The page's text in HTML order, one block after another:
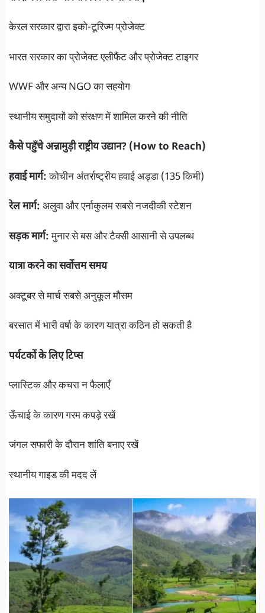
केरल सरकार द्वारा इको-टूरिज्म प्रोजेक्ट
भारत सरकार का प्रोजेक्ट एलीफैंट और प्रोजेक्ट टाइगर
WWF और अन्य NGO का सहयोग
स्थानीय समुदायों को संरक्षण में शामिल करने की नीति
कैसे पहुँचे अन्नामुड़ी राष्ट्रीय उद्यान? (How to Reach)
हवाई मार्ग:कोचीन अंतर्राष्ट्रीय हवाई अड्डा (135 किमी)
रेल मार्ग: अलुवा और एर्नाकुलम सबसे नजदीकी स्टेशन
सड़क मार्ग:मुनार से बस और टैक्सी आसानी से उपलब्ध
यात्रा करने का सर्वोत्तम समय
अक्टूबर से मार्च सबसे अनुकूल मौसम
बरसात में भारी वर्षा के कारण यात्रा कठिन हो सकती है
पर्यटकों के लिए टिप्स
प्लास्टिक और कचरा न फैलाएँ
ऊँचाई के कारण गरम कपड़े रखें
जंगल सफारी के दौरान शांति बनाए रखें
स्थानीय गाइड की मदद लें